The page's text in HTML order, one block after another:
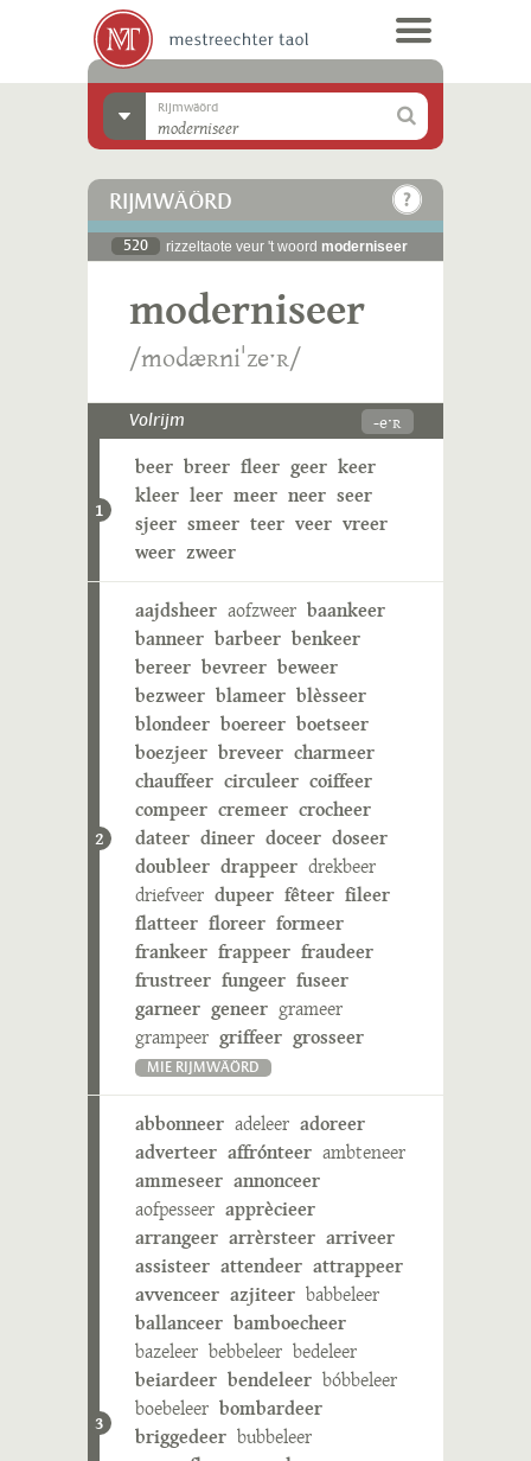
Rijmwäörd
RIJMWÄÖRD
520 rizzeltaote veur 't woord moderniseer
moderniseer
/modæʀniˈzeˑʀ/
Volrijm -eˑʀ
1
beer breer fleer geer keer
kleer leer meer neer seer
sjeer smeer teer veer vreer
weer zweer
2
aajdsheer aofzweer baankeer
banneer barbeer benkeer
bereer bevreer beweer
bezweer blameer blèsseer
blondeer boereer boetseer
boezjeer breveer charmeer
chauffeer circuleer coiffeer
compeer cremeer crocheer
dateer dineer doceer doseer
doubleer drappeer drekbeer
driefveer dupeer fêteer fileer
flatteer floreer formeer
frankeer frappeer fraudeer
frustreer fungeer fuseer
garneer geneer grameer
grampeer griffeer grosseer
MIE RIJMWÄÖRD
3
abbonneer adeleer adoreer
adverteer affrónteer ambteneer
ammeseer annonceer
aofpesseer apprècieer
arrangeer arrèrsteer arriveer
assisteer attendeer attrappeer
avvenceer azjiteer babbeleer
ballanceer bamboecheer
bazeleer bebbeleer bedeleer
beiardeer bendeleer bóbbeleer
boebeleer bombardeer
briggedeer bubbeleer